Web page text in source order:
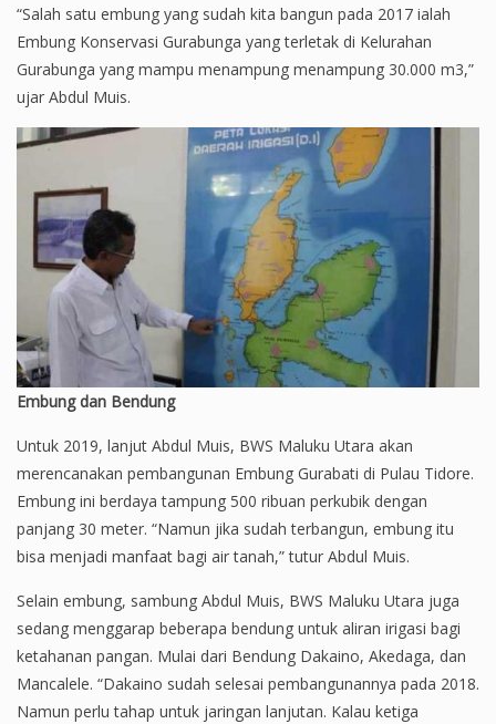
“Salah satu embung yang sudah kita bangun pada 2017 ialah
Embung Konservasi Gurabunga yang terletak di Kelurahan
Gurabunga yang mampu menampung menampung 30.000 m3,”
ujar Abdul Muis.
Embung dan Bendung
Untuk 2019, lanjut Abdul Muis, BWS Maluku Utara akan
merencanakan pembangunan Embung Gurabati di Pulau Tidore.
Embung ini berdaya tampung 500 ribuan perkubik dengan
panjang 30 meter. “Namun jika sudah terbangun, embung itu
bisa menjadi manfaat bagi air tanah,” tutur Abdul Muis.
Selain embung, sambung Abdul Muis, BWS Maluku Utara juga
sedang menggarap beberapa bendung untuk aliran irigasi bagi
ketahanan pangan. Mulai dari Bendung Dakaino, Akedaga, dan
Mancalele. “Dakaino sudah selesai pembangunannya pada 2018.
Namun perlu tahap untuk jaringan lanjutan. Kalau ketiga